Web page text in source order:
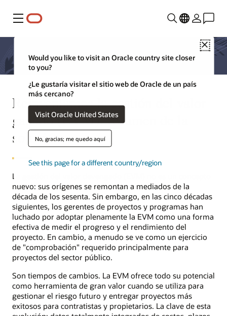
Menú
Close
Would you like to visit an Oracle country site closer
to you?
¿Le gustaría visitar el sitio web de Oracle de un país
más cercano?
Visit Oracle United States
No, gracias; me quedo aquí
See this page for a different country/region
Reinventamos la gestión del valor
ganado (EVM): resumen de la
solución
La gestión del valor devengado (EVM) no es un concepto
nuevo: sus orígenes se remontan a mediados de la
década de los sesenta. Sin embargo, en las cinco décadas
siguientes, los gerentes de proyectos y programas han
luchado por adoptar plenamente la EVM como una forma
efectiva de medir el progreso y el rendimiento del
proyecto. En cambio, a menudo se ve como un ejercicio
de "comprobación" requerido principalmente para
proyectos del sector público.
Son tiempos de cambios. La EVM ofrece todo su potencial
como herramienta de gran valor cuando se utiliza para
gestionar el riesgo futuro y entregar proyectos más
exitosos para contratistas y propietarios. La clave de esta